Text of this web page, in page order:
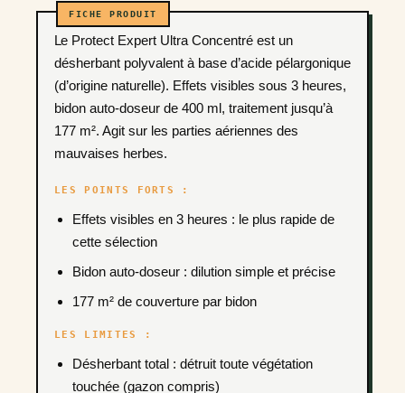
Le Protect Expert Ultra Concentré est un
désherbant polyvalent à base d’acide pélargonique
(d’origine naturelle). Effets visibles sous 3 heures,
bidon auto-doseur de 400 ml, traitement jusqu’à
177 m². Agit sur les parties aériennes des
mauvaises herbes.
LES POINTS FORTS :
Effets visibles en 3 heures : le plus rapide de
cette sélection
Bidon auto-doseur : dilution simple et précise
177 m² de couverture par bidon
LES LIMITES :
Désherbant total : détruit toute végétation
touchée (gazon compris)